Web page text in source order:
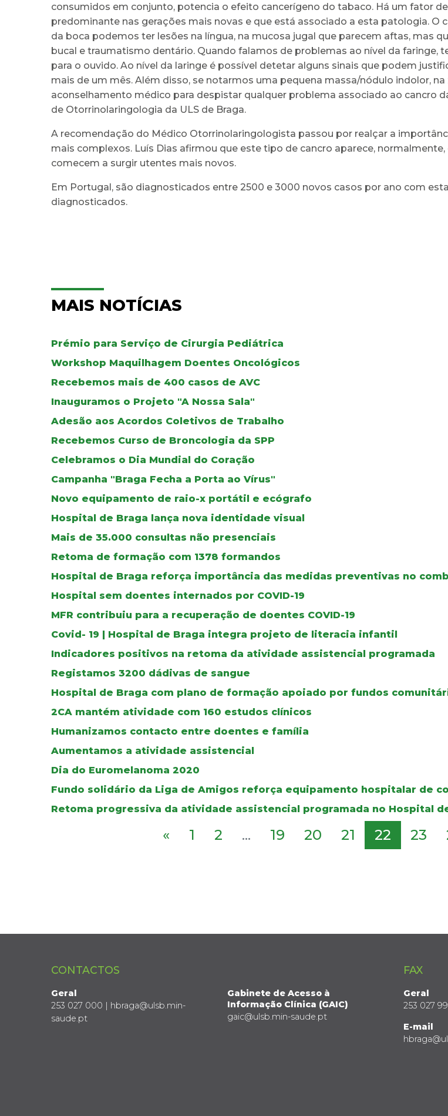
consumidos em conjunto, potencia o efeito cancerígeno do tabaco. Há um fator
predominante nas gerações mais novas e que está associado a esta patologia. O
da boca podemos ter lesões na língua, na mucosa jugal que parecem aftas, mas
bucal e traumatismo dentário. Quando falamos de problemas ao nível da faringe,
para o ouvido. Ao nível da laringe é possível detetar alguns sinais que podem
mais de um mês. Além disso, se notarmos uma pequena massa/nódulo indolor,
aconselhamento médico para despistar qualquer problema associado ao cancro
de Otorrinolaringologia da ULS de Braga.
A recomendação do Médico Otorrinolaringologista passou por realçar a
mais complexos. Luís Dias afirmou que este tipo de cancro aparece,
comecem a surgir utentes mais novos.
Em Portugal, são diagnosticados entre 2500 e 3000 novos casos por ano com
diagnosticados.
MAIS NOTÍCIAS
Prémio para Serviço de Cirurgia Pediátrica
Workshop Maquilhagem Doentes Oncológicos
Recebemos mais de 400 casos de AVC
Inauguramos o Projeto "A Nossa Sala"
Adesão aos Acordos Coletivos de Trabalho
Recebemos Curso de Broncologia da SPP
Celebramos o Dia Mundial do Coração
Campanha "Braga Fecha a Porta ao Vírus"
Novo equipamento de raio-x portátil e ecógrafo
Hospital de Braga lança nova identidade visual
Mais de 35.000 consultas não presenciais
Retoma de formação com 1378 formandos
Hospital de Braga reforça importância das medidas preventivas no
Hospital sem doentes internados por COVID-19
MFR contribuiu para a recuperação de doentes COVID-19
Covid- 19 | Hospital de Braga integra projeto de literacia infantil
Indicadores positivos na retoma da atividade assistencial programada
Registamos 3200 dádivas de sangue
Hospital de Braga com plano de formação apoiado por fundos
2CA mantém atividade com 160 estudos clínicos
Humanizamos contacto entre doentes e família
Aumentamos a atividade assistencial
Dia do Euromelanoma 2020
Fundo solidário da Liga de Amigos reforça equipamento hospitalar de
Retoma progressiva da atividade assistencial programada no Hospital
« 1 2 ... 19 20 21 22 23
CONTACTOS
Geral
253 027 000 | hbraga@ulsb.min-
saude.pt
Gabinete de Acesso à
Informação Clínica (GAIC)
gaic@ulsb.min-saude.pt
FAX
Geral
253 027
E-mail